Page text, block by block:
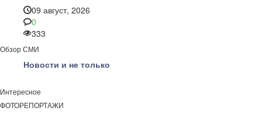
09 август, 2026
0
333
Обзор СМИ
Новости и не только
Интересное
ФОТОРЕПОРТАЖИ